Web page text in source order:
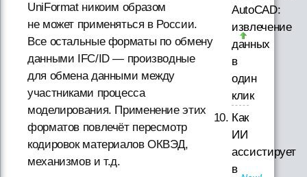
UniFormat никоим образом
не может применяться в России.
Все остальные форматы по обмену
данными IFC/ID — производные
для обмена данными между
участниками процесса
моделирования. Применение этих
форматов повлечёт пересмотр
кодировок материалов ОКВЭД,
механизмов и т.д.
AutoCAD:
извлечение
данных
в
один
клик
Как
ИИ
ассистирует
в